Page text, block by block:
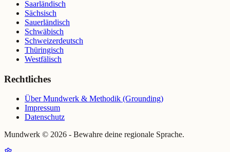
Saarländisch
Sächsisch
Sauerländisch
Schwäbisch
Schweizerdeutsch
Thüringisch
Westfälisch
Rechtliches
Über Mundwerk & Methodik (Grounding)
Impressum
Datenschutz
Mundwerk © 2026 - Bewahre deine regionale Sprache.